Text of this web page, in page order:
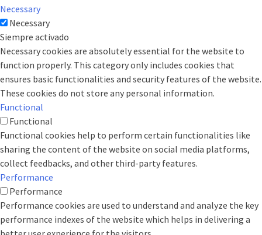
Necessary
Necessary
Siempre activado
Necessary cookies are absolutely essential for the website to
function properly. This category only includes cookies that
ensures basic functionalities and security features of the website.
These cookies do not store any personal information.
Functional
Functional
Functional cookies help to perform certain functionalities like
sharing the content of the website on social media platforms,
collect feedbacks, and other third-party features.
Performance
Performance
Performance cookies are used to understand and analyze the key
performance indexes of the website which helps in delivering a